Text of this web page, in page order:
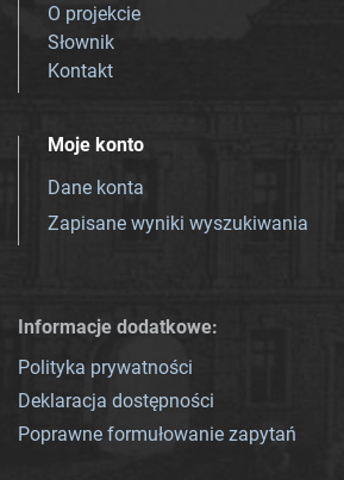
O projekcie
Słownik
Kontakt
Moje konto
Dane konta
Zapisane wyniki wyszukiwania
Informacje dodatkowe:
Polityka prywatności
Deklaracja dostępności
Poprawne formułowanie zapytań